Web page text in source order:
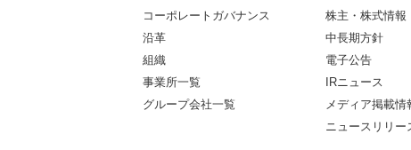
コーポレートガバナンス
沿革
組織
事業所一覧
グループ会社一覧
株主・株式情報
中長期方針
電子公告
IRニュース
メディア掲載情
ニュースリリー